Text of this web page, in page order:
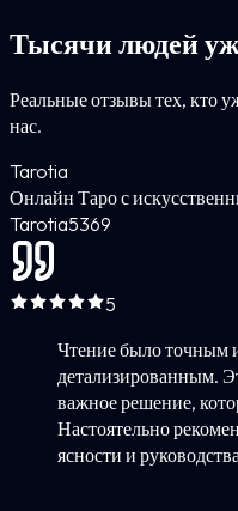
Тысячи людей
Реальные отзывы тех, кто
нас.
Tarotia
Онлайн Таро с
Tarotia5369
5
Чтение было точным
детализированным.
важное решение,
Настоятельно
ясности и